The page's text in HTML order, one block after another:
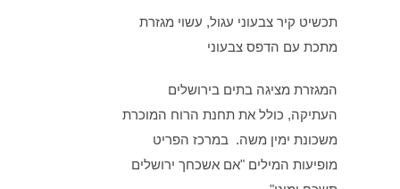
תכשיט קיר צבעוני עגול, עשוי מגזרת
מתכת עם הדפס צבעוני
המגזרת מציגה בתים בירושלים
העתיקה, כולל את תחנת הרוח המוכרת
משכונת ימין משה. במרכז הפריט
מופיעות המילים "אם אשכחך ירושלים